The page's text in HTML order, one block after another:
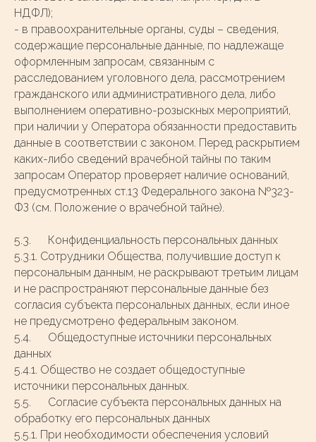
НДФЛ);
- в правоохранительные органы, суды – сведения,
содержащие персональные данные, по надлежаще
оформленным запросам, связанным с
расследованием уголовного дела, рассмотрением
гражданского или административного дела, либо
выполнением оперативно-розыскных мероприятий,
при наличии у Оператора обязанности предоставить
данные в соответствии с законом. Перед раскрытием
каких-либо сведений врачебной тайны по таким
запросам Оператор проверяет наличие оснований,
предусмотренных ст.13 Федерального закона №323-
ФЗ (см. Положение о врачебной тайне).
5.3. Конфиденциальность персональных данных
5.3.1. Сотрудники Общества, получившие доступ к
персональным данным, не раскрывают третьим лицам
и не распространяют персональные данные без
согласия субъекта персональных данных, если иное
не предусмотрено федеральным законом.
5.4. Общедоступные источники персональных
данных
5.4.1. Общество не создает общедоступные
источники персональных данных.
5.5. Согласие субъекта персональных данных на
обработку его персональных данных
5.5.1. При необходимости обеспечения условий